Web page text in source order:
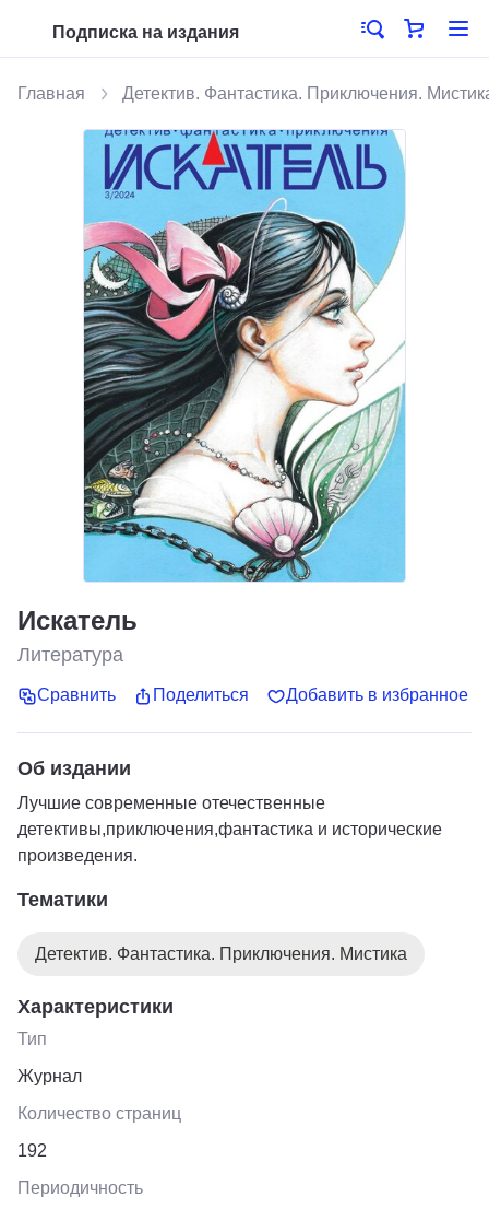
Подписка на издания
Главная Детектив. Фантастика. Приключения.
Искатель
Литература
Сравнить Поделиться Добавить в избранное
Об издании
Лучшие современные отечественные
детективы,приключения,фантастика и исторические
произведения.
Тематики
Детектив. Фантастика. Приключения. Мистика
Характеристики
Тип
Журнал
Количество страниц
192
Периодичность